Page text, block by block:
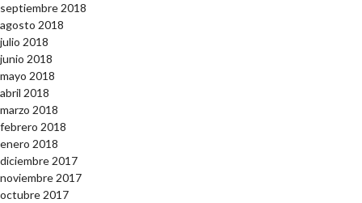
septiembre 2018
agosto 2018
julio 2018
junio 2018
mayo 2018
abril 2018
marzo 2018
febrero 2018
enero 2018
diciembre 2017
noviembre 2017
octubre 2017